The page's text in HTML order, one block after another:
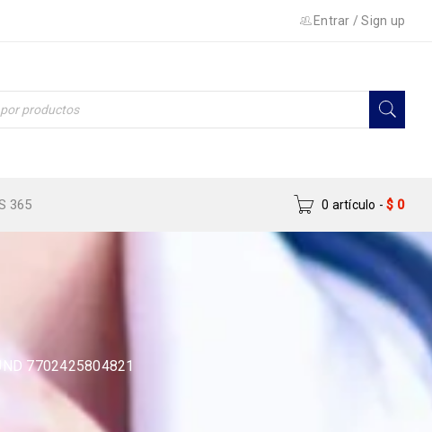
Entrar /Sign up
365 0 artículo - $ 0
7702425804821